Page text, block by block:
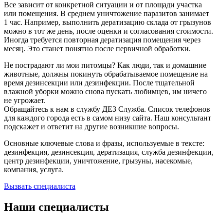
Все зависит от конкретной ситуации и от площади участка
или помещения. В среднем уничтожение паразитов занимает
1 час. Например, выполнить дератизацию склада от грызунов
можно в тот же день, после оценки и согласования стоимости.
Иногда требуется повторная дератизация помещения через
месяц. Это станет понятно после первичной обработки.
Не пострадают ли мои питомцы? Как люди, так и домашние
животные, должны покинуть обрабатываемое помещение на
время дезинсекции или дезинфекции. После тщательной
влажной уборки можно снова пускать любимцев, им ничего
не угрожает.
Обращайтесь к нам в службу ДЕЗ Служба. Список телефонов
для каждого города есть в самом низу сайта. Наш консультант
подскажет и ответит на другие возникшие вопросы.
Основные ключевые слова и фразы, используемые в тексте:
дезинфекция, дезинсекция, дератизация, служба дезинфекции,
центр дезинфекции, уничтожение, грызуны, насекомые,
компания, услуга.
Вызвать специалиста
Наши специалисты